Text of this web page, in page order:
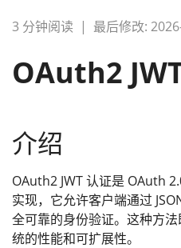
3 分钟阅读 | 最后修改:
OAuth2
介绍
OAuth2 JWT 认证是 OAuth
实现，它允许客户端通过
全可靠的身份验证。这种方
统的性能和可扩展性。